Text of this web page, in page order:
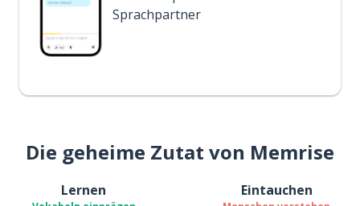
Sprachpartner
Die geheime Zutat von Memrise
Lernen Eintauchen